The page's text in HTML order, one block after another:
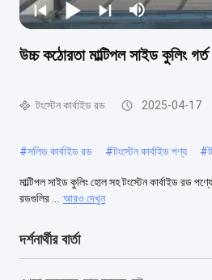
উচ্চ কঠোরতা মাল্টিপল সাইড কুলিং
টংস্টেন কার্বাইড রড 2025-04-17
#সলিড কার্বাইড রড #টংস্টেন কার্বাইড পণ্য #
মাল্টিপল সাইড কুলিং হোল সহ টংস্টেন কার্বাইড রড
রডগুলির ...
আরও দেখুন
দর্শনার্থীর বার্তা